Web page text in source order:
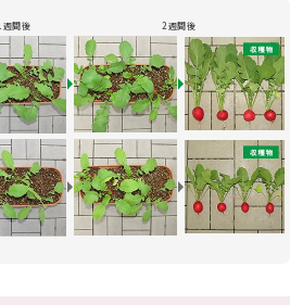
週間後 2週間後